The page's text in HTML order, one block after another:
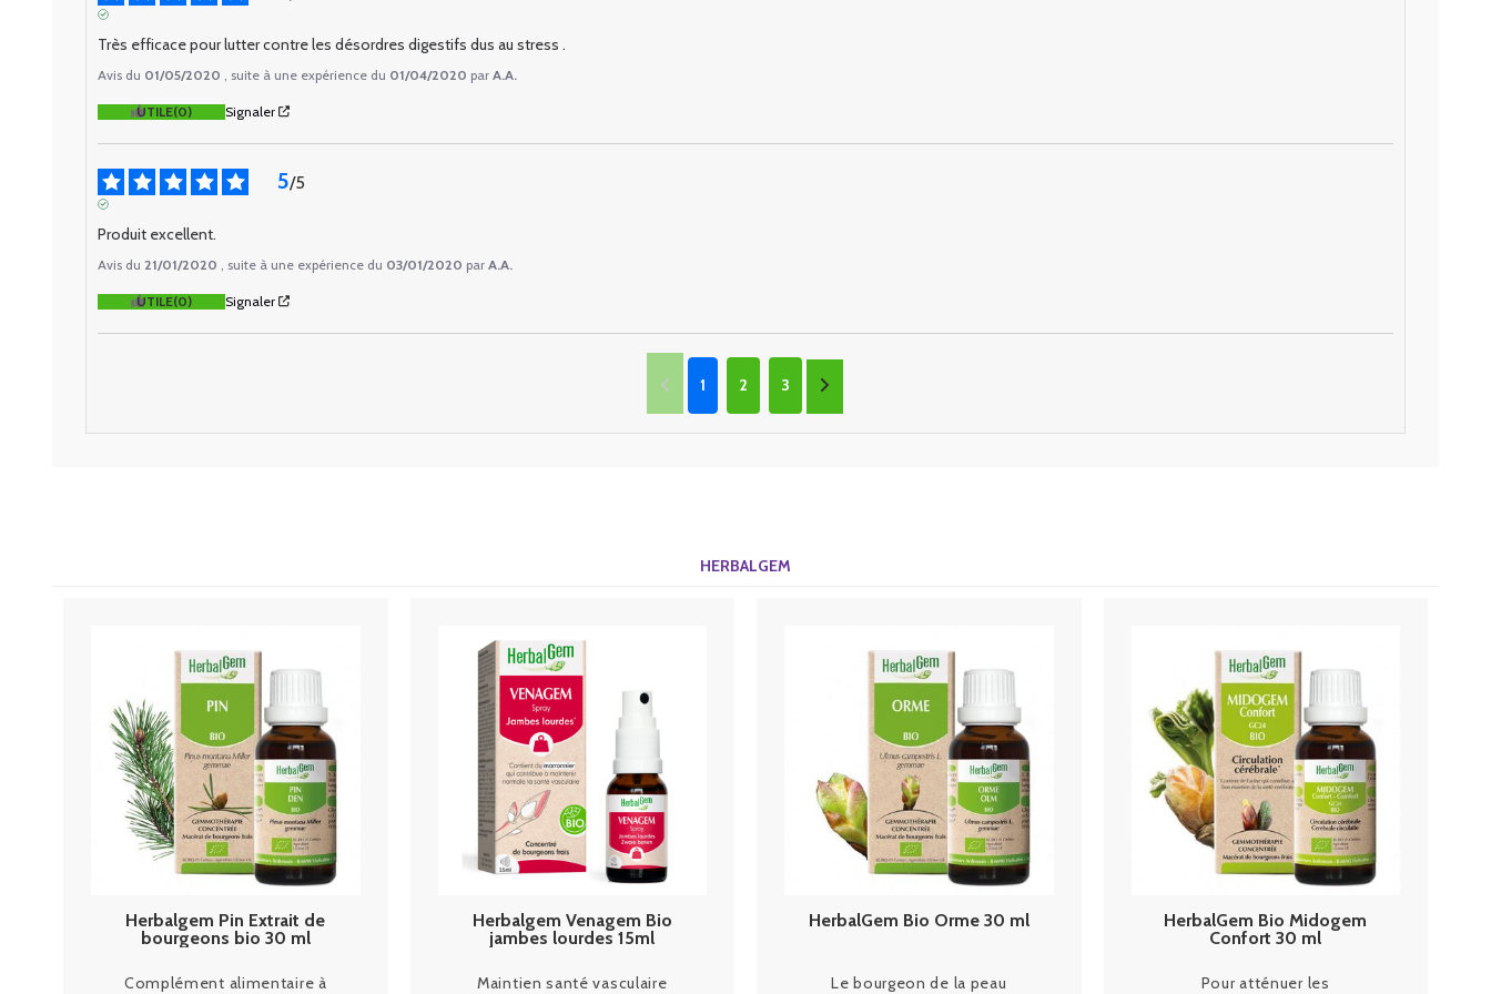
Très efficace pour lutter contre les désordres digestifs dus au stress .
Avis du 01/05/2020 , suite à une expérience du 01/04/2020 par A.A.
UTILE(0) Signaler
5/5
Produit excellent.
Avis du 21/01/2020 , suite à une expérience du 03/01/2020 par A.A.
UTILE(0) Signaler
1 2 3
HERBALGEM
Herbalgem Pin Extrait de
bourgeons bio 30 ml
Complément alimentaire à
Herbalgem Venagem Bio
jambes lourdes 15ml
Maintien santé vasculaire
HerbalGem Bio Orme 30 ml
Le bourgeon de la peau
HerbalGem Bio Midogem
Confort 30 ml
Pour atténuer les